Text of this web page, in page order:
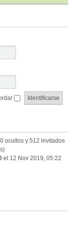
ocultos y 512 invitados
el 12 Nov 2019, 05:22